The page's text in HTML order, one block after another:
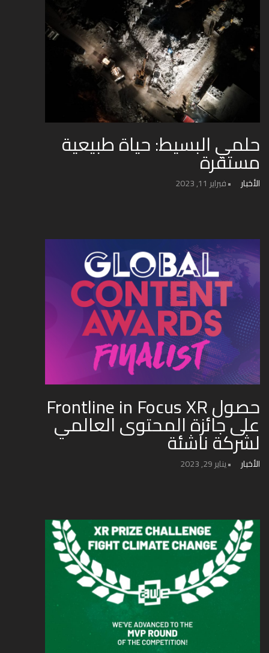
حلمي البسيط: حياة طبيعية
مستقرة
الأخبار فبراير 11, 2023
حصول Frontline in Focus XR
على جائزة المحتوى العالمي
لشركة ناشئة
الأخبار يناير 29, 2023